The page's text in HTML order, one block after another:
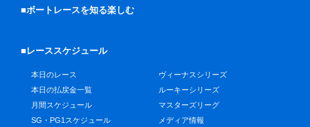
■ボートレースを知る楽しむ
■レーススケジュール
本日のレース
本日の払戻金一覧
月間スケジュール
SG・PG1スケジュール
ヴィーナスシリーズ
ルーキーシリーズ
マスターズリーグ
メディア情報